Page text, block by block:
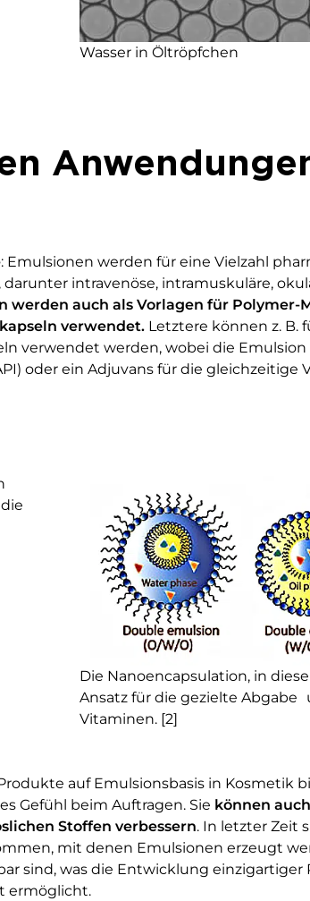
Wasser in Öltröpfchen
: Emulsionen werden für eine Vielzahl
intravenöse, intramuskuläre,
werden auch als Vorlagen für
verwendet.Letztere können z. B.
verwendet werden, wobei die
oder ein Adjuvans für die gleichzeitige
Die Nanoencapsulation, in
Ansatz für die gezielte
Vitaminen. [2]
auf Emulsionsbasis in Kosmetik
Gefühl beim Auftragen. Sie können
Stoffen verbessern. In letzter Zeit
mit denen Emulsionen erzeugt
sind, was die Entwicklung
ermöglicht.